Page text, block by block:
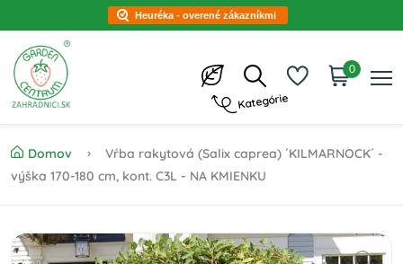
Heuréka - overené zákazníkmi
Kategórie
0
Domov
Vŕba rakytová (Salix caprea) ´KILMARNOCK´ -
výška 170-180 cm, kont. C3L - NA KMIENKU